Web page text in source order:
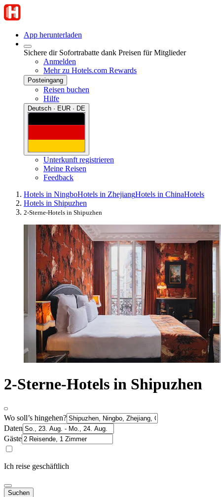
App herunterladen
Sichere dir Sofortrabatte dank Preisen für Mitglieder
Anmelden
Mehr zu Hotels.com Rewards
Posteingang
Reisen buchen
Hilfe
Deutsch · EUR · DE
Unterkunft registrieren
Meine Reisen
Feedback
Hotels in NingboHotels in ZhejiangHotels in ChinaHotels
Hotels in Shipuzhen
2-Sterne-Hotels in Shipuzhen
2-Sterne-Hotels in Shipuzhen
Wo soll’s hingehen?
Daten
Gäste
Ich reise geschäftlich
Suchen